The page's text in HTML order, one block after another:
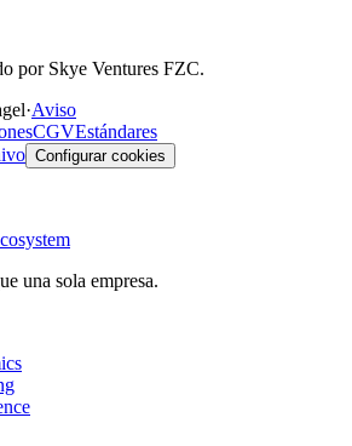
por Skye Ventures FZC.
·Aviso
CGVEstándares
Configurar cookies
una sola empresa.